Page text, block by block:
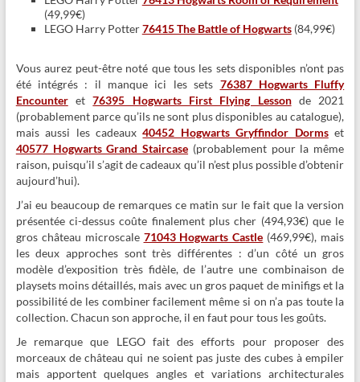
(49,99€)
LEGO Harry Potter76415 The Battle of Hogwarts(84,99€)
Vous aurez peut-être noté que tous les sets disponibles n’ont pas
été intégrés : il manque ici les sets 76387 Hogwarts Fluffy
Encounteret76395 Hogwarts First Flying Lessonde 2021
(probablement parce qu’ils ne sont plus disponibles au catalogue),
mais aussi les cadeaux40452 Hogwarts Gryffindor Dormset
40577 Hogwarts Grand Staircase (probablement pour la même
raison, puisqu’il s’agit de cadeaux qu’il n’est plus possible d’obtenir
aujourd’hui).
J’ai eu beaucoup de remarques ce matin sur le fait que la version
présentée ci-dessus coûte finalement plus cher (494,93€) que le
gros château microscale 71043 Hogwarts Castle (469,99€), mais
les deux approches sont très différentes : d’un côté un gros
modèle d’exposition très fidèle, de l’autre une combinaison de
playsets moins détaillés, mais avec un gros paquet de minifigs et la
possibilité de les combiner facilement même si on n’a pas toute la
collection. Chacun son approche, il en faut pour tous les goûts.
Je remarque que LEGO fait des efforts pour proposer des
morceaux de château qui ne soient pas juste des cubes à empiler
mais apportent quelques angles et variations architecturales